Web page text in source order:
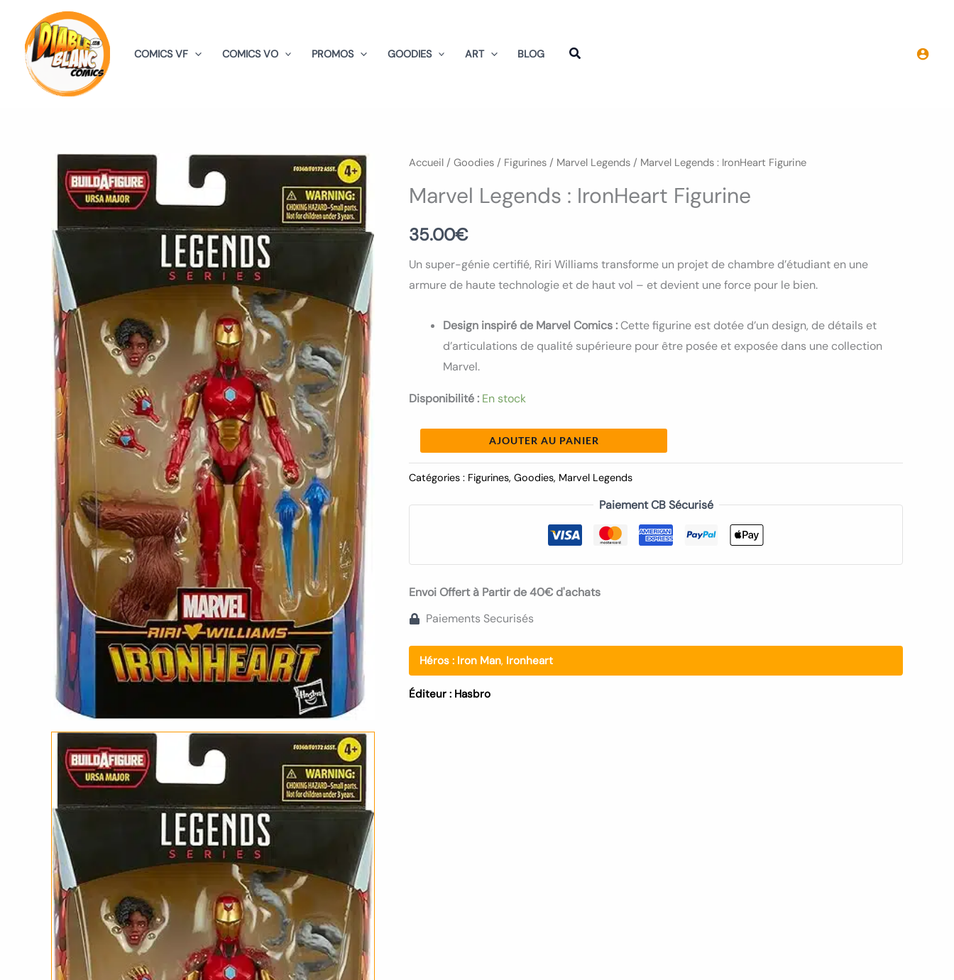
contenu
COMICS VF COMICS VO PROMOS GOODIES ART BLOG
Accueil / Goodies / Figurines / Marvel Legends / Marvel Legends : IronHeart Figurine
Marvel Legends : IronHeart Figurine
35.00€
Un super-génie certifié, Riri Williams transforme un projet de chambre d’étudiant en une
armure de haute technologie et de haut vol – et devient une force pour le bien.
Design inspiré de Marvel Comics :Cette figurine est dotée d’un design, de détails et
d’articulations de qualité supérieure pour être posée et exposée dans une collection
Marvel.
Disponibilité : En stock
quantité
Marvel
Legends
IronHeart
Figurine
AJOUTER AU PANIER
Catégories : Figurines, Goodies, Marvel Legends
Paiement CB Sécurisé
Envoi Offert à Partir de 40€ d'achats
Paiements Securisés
Héros : Iron Man, Ironheart
Éditeur : Hasbro